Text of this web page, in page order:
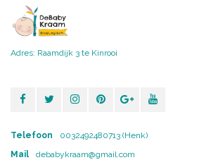
Adres: Raamdijk 3 te Kinrooi
Telefoon
0032492480713 (Henk)
Mail
debabykraam@gmail.com